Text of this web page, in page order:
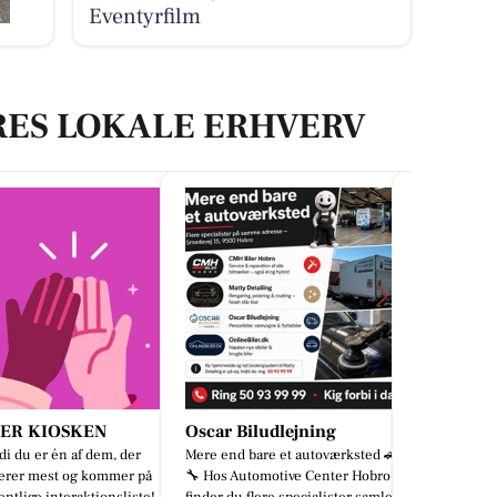
Eventyrfilm
LOKALE ERHVERV
Biludlejning
bare et autoværksted 🚗
Center Hobro
Autotekniker Kim Skytthe
Bag enhver virksomhed står der
mennesker. Derfor tænkte vi, at